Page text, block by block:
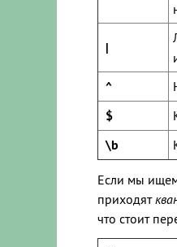
|
^
$
\b
Если мы
приходят
что стоит